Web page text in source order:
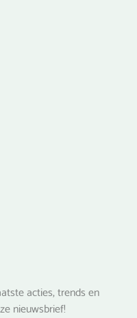
acties, trends en
nieuwsbrief!